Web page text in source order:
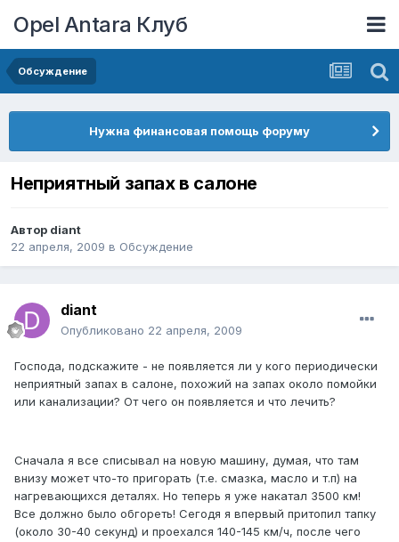
Opel Antara Клуб
Обсуждение
Нужна финансовая помощь форуму
Неприятный запах в салоне
Автор diant
22 апреля, 2009 в Обсуждение
diant
Опубликовано 22 апреля, 2009
Господа, подскажите - не появляется ли у кого периодически
неприятный запах в салоне, похожий на запах около помойки
или канализации? От чего он появляется и что лечить?
Сначала я все списывал на новую машину, думая, что там
внизу может что-то пригорать (т.е. смазка, масло и т.п) на
нагревающихся деталях. Но теперь я уже накатал 3500 км!
Все должно было обгореть! Сегодя я впервый притопил тапку
(около 30-40 секунд) и проехался 140-145 км/ч, после чего